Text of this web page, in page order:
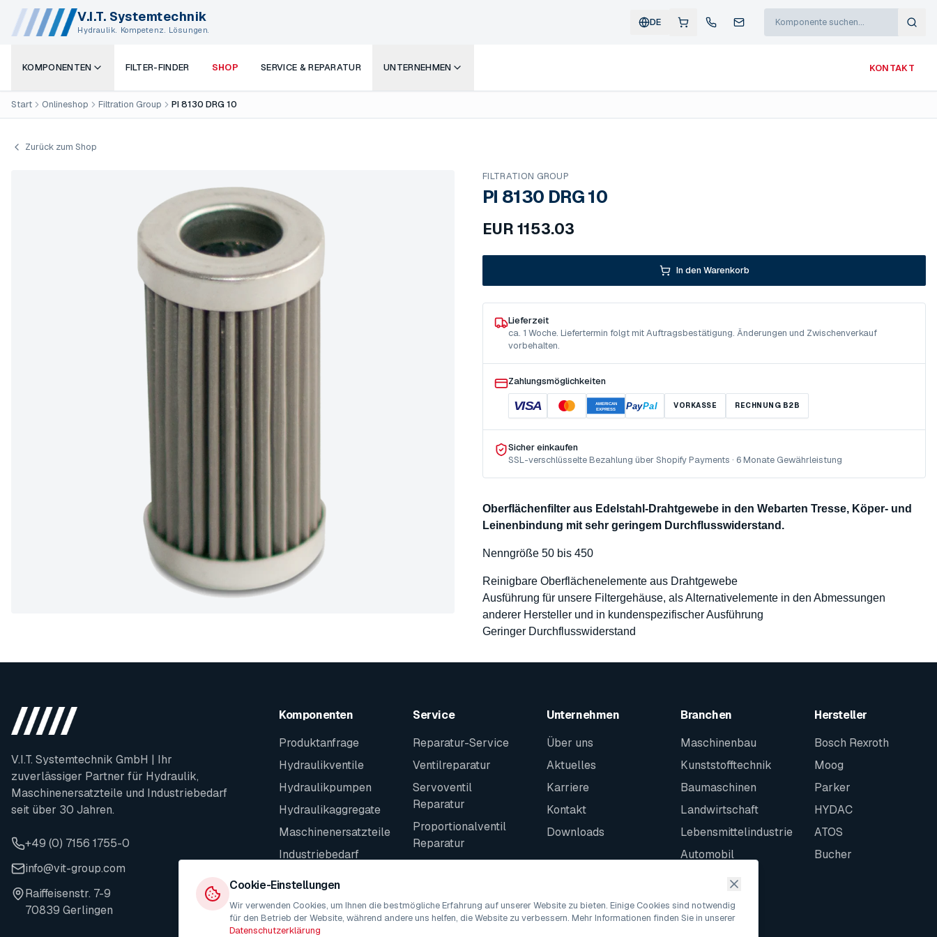
V.I.T. Systemtechnik
Hydraulik. Kompetenz. Lösungen.
DE
KOMPONENTEN FILTER-FINDER SHOP SERVICE & REPARATUR UNTERNEHMEN KONTAKT
Start Onlineshop Filtration Group PI 8130 DRG 10
Zurück zum Shop
FILTRATION GROUP
PI 8130 DRG 10
EUR 1153.03
In den Warenkorb
Lieferzeit
ca. 1 Woche. Liefertermin folgt mit Auftragsbestätigung. Änderungen und Zwischenverkauf
vorbehalten.
Zahlungsmöglichkeiten
VISA
AMERICAN
EXPRESS
PayPal VORKASSE RECHNUNG B2B
Sicher einkaufen
SSL-verschlüsselte Bezahlung über Shopify Payments · 6 Monate Gewährleistung
Oberflächenfilter aus Edelstahl-Drahtgewebe in den Webarten Tresse, Köper- und
Leinenbindung mit sehr geringem Durchflusswiderstand.
Nenngröße 50 bis 450
Reinigbare Oberflächenelemente aus Drahtgewebe
Ausführung für unsere Filtergehäuse, als Alternativelemente in den Abmessungen
anderer Hersteller und in kundenspezifischer Ausführung
Geringer Durchflusswiderstand
V.I.T. Systemtechnik GmbH | Ihr
zuverlässiger Partner für Hydraulik,
Maschinenersatzteile und Industriebedarf
seit über 30 Jahren.
+49 (0) 7156 1755-0
info@vit-group.com
Raiffeisenstr. 7-9
70839 Gerlingen
Komponenten
Produktanfrage
Hydraulikventile
Hydraulikpumpen
Hydraulikaggregate
Maschinenersatzteile
Industriebedarf
Service
Reparatur-Service
Ventilreparatur
Servoventil
Reparatur
Proportionalventil
Reparatur
Unternehmen
Über uns
Aktuelles
Karriere
Kontakt
Downloads
Branchen
Maschinenbau
Kunststofftechnik
Baumaschinen
Landwirtschaft
Lebensmittelindustrie
Automobil
Intralogistik
Hersteller
Bosch Rexroth
Moog
Parker
HYDAC
ATOS
Bucher
Cookie-Einstellungen
Wir verwenden Cookies, um Ihnen die bestmögliche Erfahrung auf unserer Website zu bieten. Einige Cookies sind notwendig
für den Betrieb der Website, während andere uns helfen, die Website zu verbessern. Mehr Informationen finden Sie in unserer
Datenschutzerklärung